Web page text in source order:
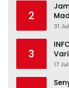
2
31
3
17